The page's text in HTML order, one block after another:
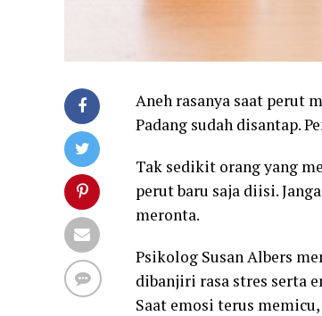
Aneh rasanya saat perut
Padang sudah disantap.
Tak sedikit orang yang
perut baru saja diisi.
meronta.
Psikolog Susan Albers
dibanjiri rasa stres serta
Saat emosi terus